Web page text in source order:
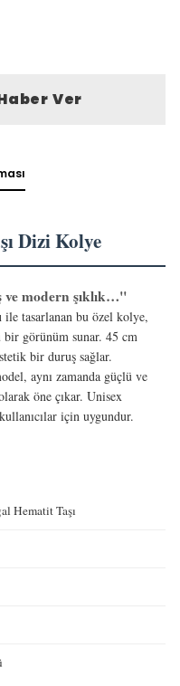
Ver
Dizi Kolye
modern şıklık…"
ile tasarlanan bu özel kolye,
görünüm sunar. 45 cm
bir duruş sağlar.
aynı zamanda güçlü ve
öne çıkar. Unisex
için uygundur.
Hematit Taşı